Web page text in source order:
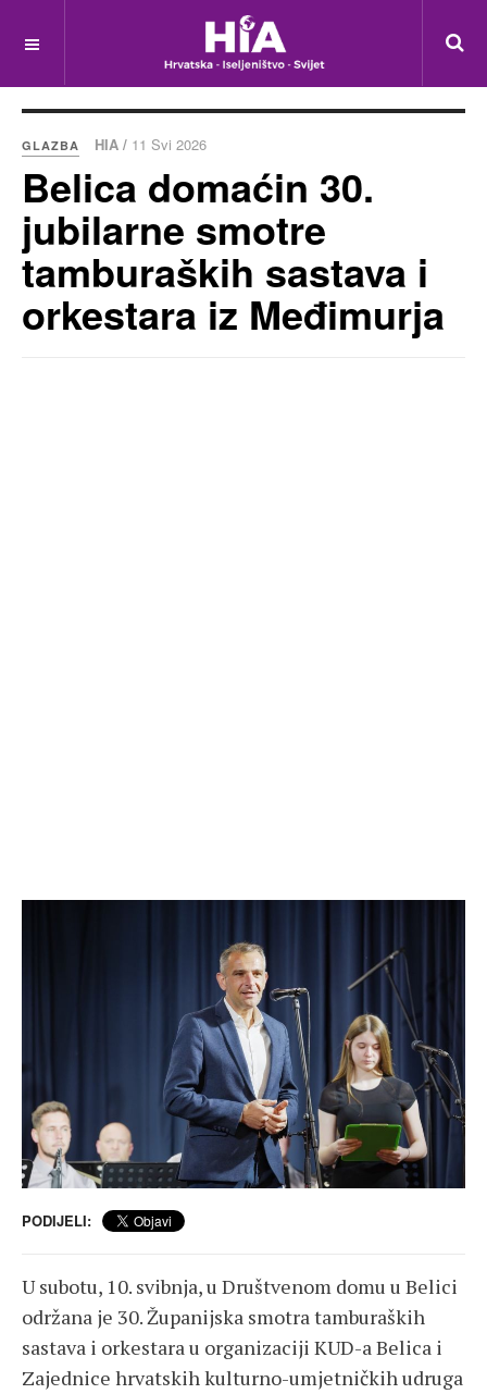
GLAZBA HIA / 11 Svi 2026
Belica domaćin 30.
jubilarne smotre
tamburaških sastava i
orkestara iz Međimurja
PODIJELI:
U subotu, 10. svibnja, u Društvenom domu u Belici
održana je 30. Županijska smotra tamburaških
sastava i orkestara u organizaciji KUD-a Belica i
Zajednice hrvatskih kulturno-umjetničkih udruga